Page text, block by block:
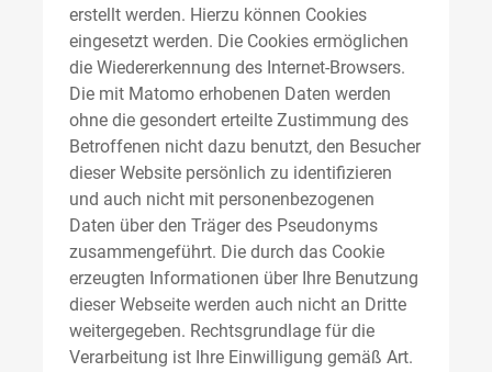
erstellt werden. Hierzu können Cookies
eingesetzt werden. Die Cookies ermöglichen
die Wiedererkennung des Internet-Browsers.
Die mit Matomo erhobenen Daten werden
ohne die gesondert erteilte Zustimmung des
Betroffenen nicht dazu benutzt, den Besucher
dieser Website persönlich zu identifizieren
und auch nicht mit personenbezogenen
Daten über den Träger des Pseudonyms
zusammengeführt. Die durch das Cookie
erzeugten Informationen über Ihre Benutzung
dieser Webseite werden auch nicht an Dritte
weitergegeben. Rechtsgrundlage für die
Verarbeitung ist Ihre Einwilligung gemäß Art.